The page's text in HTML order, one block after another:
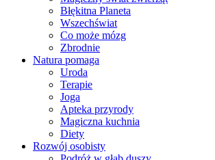
Błękitna Planeta
Wszechświat
Co może mózg
Zbrodnie
Natura pomaga
Uroda
Terapie
Joga
Apteka przyrody
Magiczna kuchnia
Diety
Rozwój osobisty